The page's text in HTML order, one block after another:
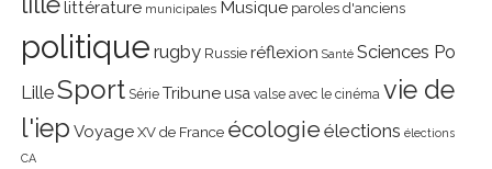
littérature municipales Musique paroles d'anciens
politique rugby Russie réflexion Santé Sciences Po
LilleSport Série Tribune usa valse avec le cinéma vie de
l'iep Voyage XV de France écologie élections élections
CA